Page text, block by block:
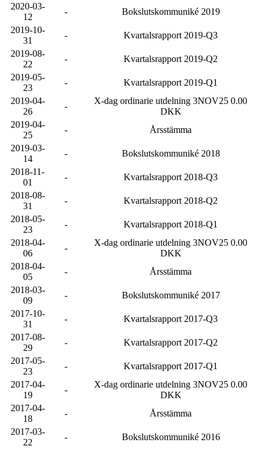
2020-03-
12
-
Bokslutskommuniké 2019
2019-10-
31
-
Kvartalsrapport 2019-Q3
2019-08-
22
-
Kvartalsrapport 2019-Q2
2019-05-
23
-
Kvartalsrapport 2019-Q1
2019-04-
26
-
X-dag ordinarie utdelning 3NOV25 0.00
DKK
2019-04-
25
-
Årsstämma
2019-03-
14
-
Bokslutskommuniké 2018
2018-11-
01
-
Kvartalsrapport 2018-Q3
2018-08-
31
-
Kvartalsrapport 2018-Q2
2018-05-
23
-
Kvartalsrapport 2018-Q1
2018-04-
06
-
X-dag ordinarie utdelning 3NOV25 0.00
DKK
2018-04-
05
-
Årsstämma
2018-03-
09
-
Bokslutskommuniké 2017
2017-10-
31
-
Kvartalsrapport 2017-Q3
2017-08-
29
-
Kvartalsrapport 2017-Q2
2017-05-
23
-
Kvartalsrapport 2017-Q1
2017-04-
19
-
X-dag ordinarie utdelning 3NOV25 0.00
DKK
2017-04-
18
-
Årsstämma
2017-03-
22
-
Bokslutskommuniké 2016